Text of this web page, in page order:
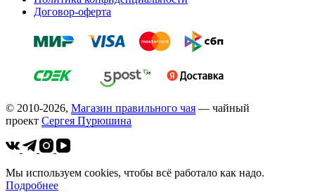
Договор-оферта
© 2010-2026, Магазин правильного чая — чайный
проект Cергея Пурюшина
Мы используем cookies, чтобы всё работало как надо.
Подробнее